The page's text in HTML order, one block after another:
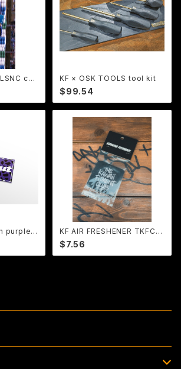
col
KF × OSK TOOLS tool kit
$99.54
purple a
ス)
KF AIR FRESHENER TKFC L
OGO black
$7.56